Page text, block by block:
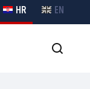
HR EN